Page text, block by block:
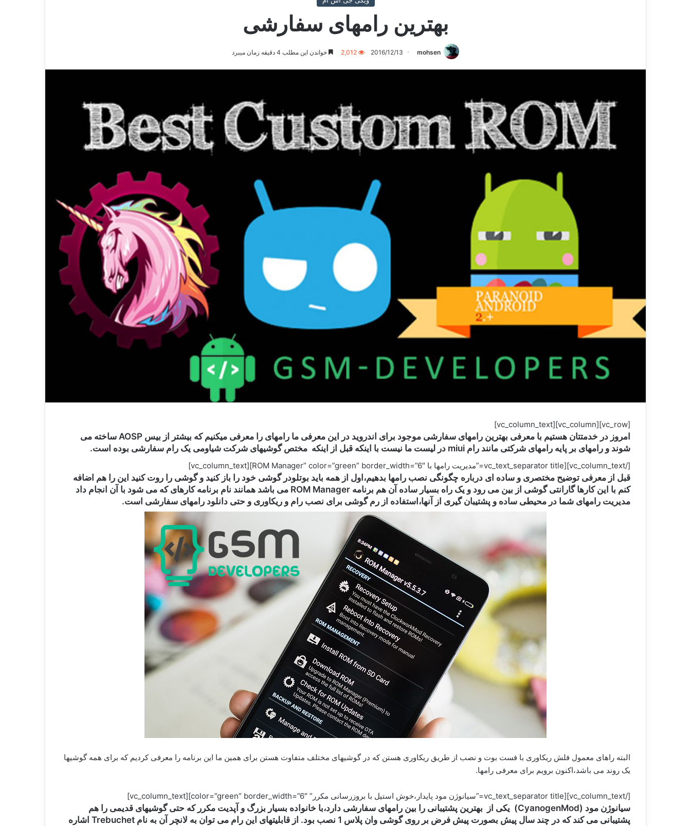
بهترین رامهای سفارشی
mohsen
2016/12/13
2,012 خواندن این مطلب 4 دقیقه زمان میبرد
[vc_row][vc_column][vc_column_text]
امروز در خدمتتان هستیم با معرفی بهترین رامهای سفارشی موجود برای اندروید در این معرفی ما رامهای را معرفی میکنیم که بیشتر از بیس AOSP ساخته می
شوند و رامهای بر پایه رامهای شرکتی مانند رام miui در لیست ما نیست با اینکه قبل از اینکه مختص گوشیهای شرکت شیاومی یک رام سفارشی بوده است.
[/vc_column_text][vc_text_separator title=”مدیریت رامها با ROM Manager” color=”green” border_width=”6″][vc_column_text]
قبل از معرفی توضیح مختصری و ساده ای درباره چگونگی نصب رامها بدهیم،اول از همه باید بوتلودر گوشی خود را باز کنید و گوشی را روت کنید این را هم اضافه
کنم با این کارها گارانتی گوشی از بین می رود و یک راه بسیار ساده آن هم برنامه ROM Manager می باشد همانند نام برنامه کارهای که می شود با آن انجام داد
مدیریت رامهای شما در محیطی ساده و پشتیبان گیری از آنها،استفاده از رم گوشی برای نصب رام و ریکاوری و حتی دانلود رامهای سفارشی است.
البته راهای معمول فلش ریکاوری با فست بوت و نصب از طریق ریکاوری هستن که در گوشیهای مختلف متفاوت هستن برای همین ما این برنامه را معرفی کردیم که برای همه گوشیها
یک روند می باشد،اکنون برویم برای معرفی رامها.
[/vc_column_text][vc_text_separator title=”سیانوژن مود پایدار،خوش استیل با بروزرسانی مکرر” color=”green” border_width=”6″][vc_column_text]
سیانوژن مود (CyanogenMod) یکی از بهترین پشتیبانی را بین رامهای سفارشی دارد،با خانواده بسیار بزرگ و آپدیت مکرر که حتی گوشیهای قدیمی را هم
پشتیبانی می کند که در چند سال پیش بصورت پیش فرض بر روی گوشی وان پلاس 1 نصب بود. از قابلیتهای این رام می توان به لانچر آن به نام Trebuchet اشاره